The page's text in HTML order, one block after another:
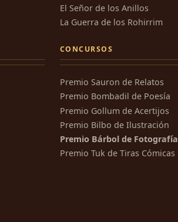
El Señor de los Anillos
La Guerra de los Rohirrim
CONCURSOS
Premio Sauron de Relatos
Premio Bombadil de Poesía
Premio Gollum de Acertijos
Premio Bilbo de Ilustración
Premio Bárbol de Fotografía
Premio Tuk de Tiras Cómicas